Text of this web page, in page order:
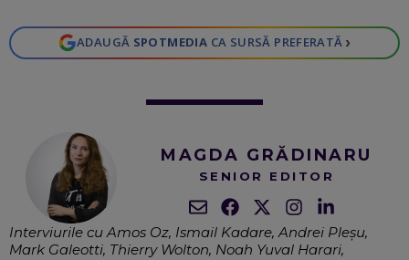
ADAUGĂ SPOTMEDIA CA SURSĂ PREFERATĂ ›
MAGDA GRĂDINARU
SENIOR EDITOR
Interviurile cu Amos Oz, Ismail Kadare, Andrei Pleșu,
Mark Galeotti, Thierry Wolton, Noah Yuval Harari,